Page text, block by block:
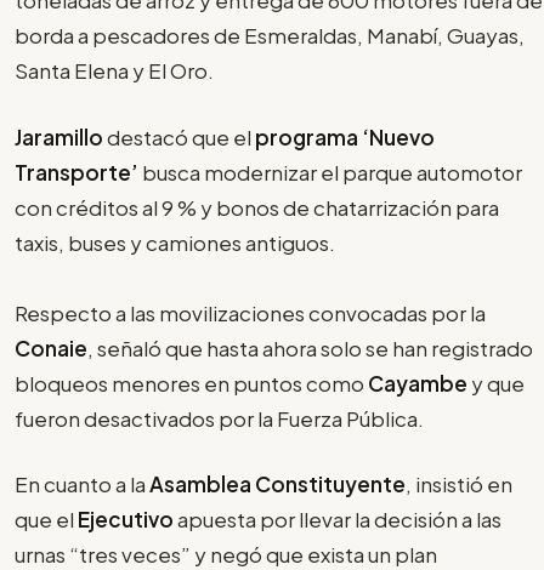
borda a pescadores de Esmeraldas, Manabí, Guayas,
Santa Elena y El Oro.
Jaramillodestacó que el programa ‘Nuevo
Transporte’ busca modernizar el parque automotor
con créditos al 9 % y bonos de chatarrización para
taxis, buses y camiones antiguos.
Respecto a las movilizaciones convocadas por la
Conaie, señaló que hasta ahora solo se han registrado
bloqueos menores en puntos como Cayambe y que
fueron desactivados por la Fuerza Pública.
En cuanto a laAsamblea Constituyente, insistió en
que el Ejecutivoapuesta por llevar la decisión a las
urnas “tres veces” y negó que exista un plan